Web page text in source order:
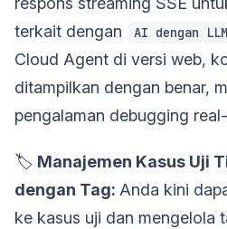
terkait dengan
AI dengan LLM
Cloud Agent di versi web,
ditampilkan dengan benar,
pengalaman debugging
🏷️ Manajemen Kasus Uji
dengan Tag: Anda kini
ke kasus uji dan mengelola